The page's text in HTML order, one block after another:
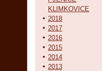
KLIMKOVICE
2018
2017
2016
2015
2014
2013